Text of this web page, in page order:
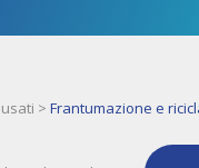
> Frantumazione e